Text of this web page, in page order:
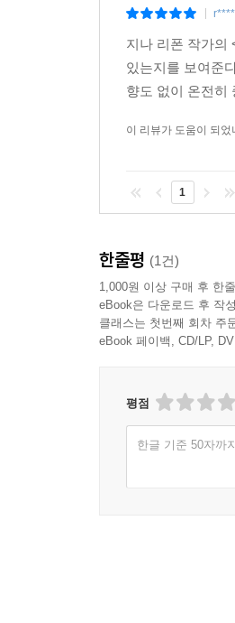
뛰어나다는 식의 남
지나 리폰 작가의
있는지를 보여준
향도 없이 온전히
이 리뷰가 도움이 되었
1
한줄평 (1건)
1,000원 이상 구매 후 한
eBook은 다운로드 후 작
클래스는 첫번째 회차 주
eBook 페이백, CD/LP,
평점
한글 기준 50자까